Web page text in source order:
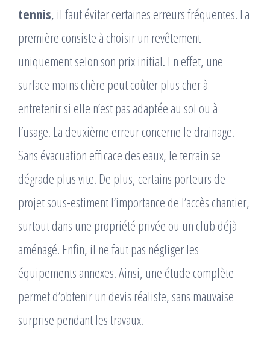
tennis, il faut éviter certaines erreurs fréquentes. La
première consiste à choisir un revêtement
uniquement selon son prix initial. En effet, une
surface moins chère peut coûter plus cher à
entretenir si elle n’est pas adaptée au sol ou à
l’usage. La deuxième erreur concerne le drainage.
Sans évacuation efficace des eaux, le terrain se
dégrade plus vite. De plus, certains porteurs de
projet sous-estiment l’importance de l’accès chantier,
surtout dans une propriété privée ou un club déjà
aménagé. Enfin, il ne faut pas négliger les
équipements annexes. Ainsi, une étude complète
permet d’obtenir un devis réaliste, sans mauvaise
surprise pendant les travaux.